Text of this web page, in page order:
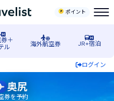
ポイント
＋
ル
海外航空券 JR+宿泊
ログイン
航空券・飛行機・LCC予約
奥尻
券を予約